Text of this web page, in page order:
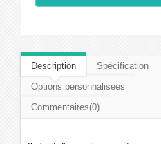
Description
Spécification
Options personnalisées
Commentaires(0)